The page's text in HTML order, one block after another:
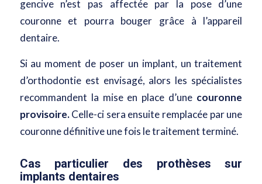
gencive n’est pas affectée par la pose d’une
couronne et pourra bouger grâce à l’appareil
dentaire.
Si au moment de poser un implant, un traitement
d’orthodontie est envisagé, alors les spécialistes
recommandent la mise en place d’une couronne
provisoire.Celle-ci sera ensuite remplacée par une
couronne définitive une fois le traitement terminé.
Cas particulier des prothèses sur
implants dentaires